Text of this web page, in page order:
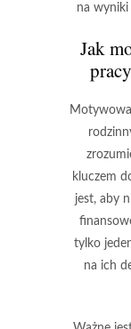
na
Jak
kluczem
jest, aby
tylko
na ich